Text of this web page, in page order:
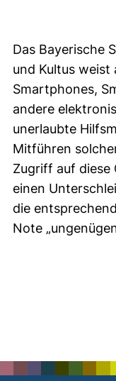
Das Bayerische
und Kultus weist
Smartphones,
andere
unerlaubte
Mitführen
Zugriff auf diese
einen
die
Note